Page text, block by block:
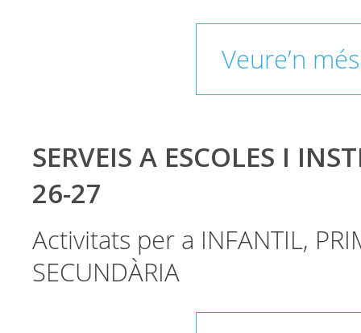
Veure’n més
SERVEIS A ESCOLES I
26-27
Activitats per a INFANTIL,
SECUNDÀRIA